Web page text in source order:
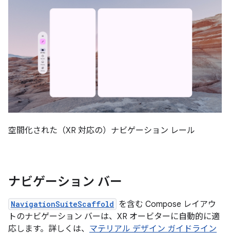
空間化された（XR 対応の）ナビゲーション レール
ナビゲーション バー
NavigationSuiteScaffold を含む Compose レイアウ
トのナビゲーション バーは、XR オービターに自動的に適
応します。詳しくは、 マテリアル デザイン ガイドライン